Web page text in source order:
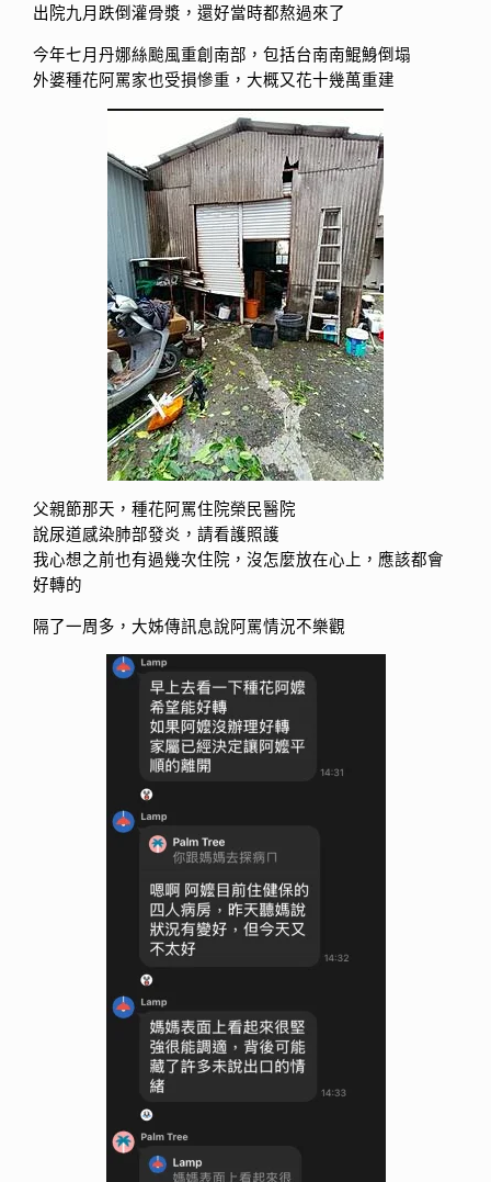
出院九月跌倒灌骨漿，還好當時都熬過來了
今年七月丹娜絲颱風重創南部，包括台南南鯤鯓倒塌
外婆種花阿罵家也受損慘重，大概又花十幾萬重建
父親節那天，種花阿罵住院榮民醫院
說尿道感染肺部發炎，請看護照護
我心想之前也有過幾次住院，沒怎麼放在心上，應該都會
好轉的
隔了一周多，大姊傳訊息說阿罵情況不樂觀